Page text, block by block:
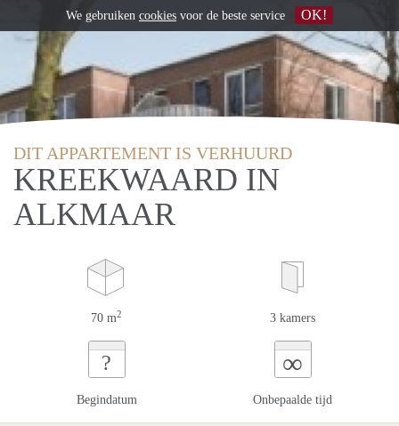
DIT APPARTEMENT IS VERHUURD
KREEKWAARD IN
ALKMAAR
70 m2 3 kamers
?
Begindatum
∞
Onbepaalde tijd
We gebruiken cookies voor de beste service OK!